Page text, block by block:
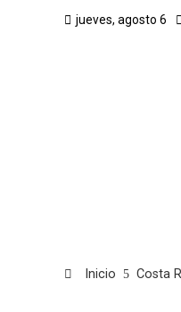
jueves, agosto 6
Inicio Costa